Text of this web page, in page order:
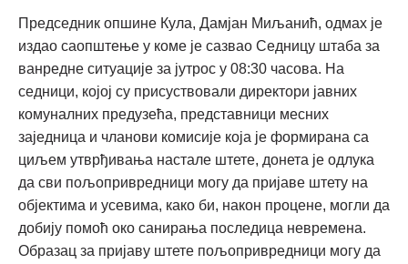
Председник опшине Кула, Дамјан Миљанић, одмах је
издао саопштење у коме је сазвао Седницу штаба за
ванредне ситуације за јутрос у 08:30 часова. На
седници, којој су присуствовали директори јавних
комуналних предузећа, представници месних
заједница и чланови комисије која је формирана са
циљем утврђивања настале штете, донета је одлука
да сви пољопривредници могу да пријаве штету на
објектима и усевима, како би, након процене, могли да
добију помоћ око санирања последица невремена.
Образац за пријаву штете пољопривредници могу да